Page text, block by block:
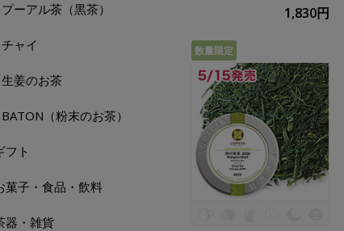
1,830円
数量限定
プーアル茶（黒茶）
チャイ
生姜のお茶
BATON（粉末のお茶）
フト
菓子・食品・飲料
器・雑貨